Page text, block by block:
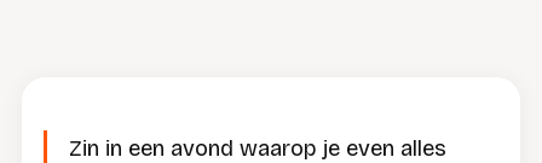
Zin in een avond waarop je even alles